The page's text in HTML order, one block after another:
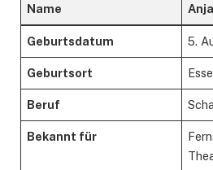
Name
Geburtsdatum 5.
Geburtsort
Beruf
Bekannt für